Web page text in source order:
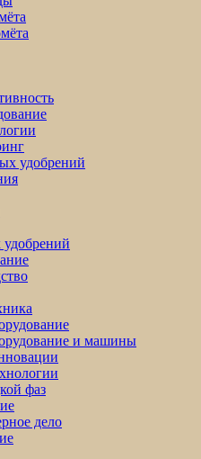
удобрений
и машины
фаз
дело